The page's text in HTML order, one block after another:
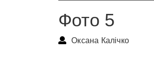
Фото 5
Оксана Калічко